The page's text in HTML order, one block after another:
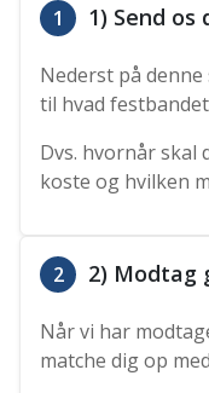
1 1) Send
Nederst på
til hvad
Dvs. hvornår skal
koste og hvilken
2 2) Modtag
Når vi har
matche dig op